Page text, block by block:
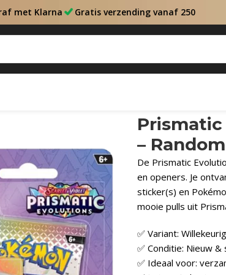
met Klarna Gratis verzending vanaf 250
–
De Prismatic
en openers. Je
sticker(s) en
mooie pulls uit
✅ Variant:
✅ Conditie: Nieuw &
✅ Ideaal voor: